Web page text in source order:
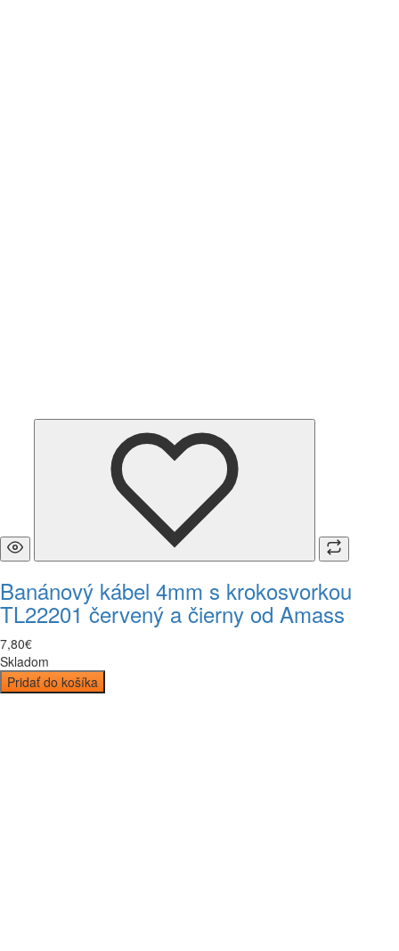
Banánový kábel 4mm s krokosvorkou
TL22201 červený a čierny od Amass
7,80€
Skladom
Pridať do košíka